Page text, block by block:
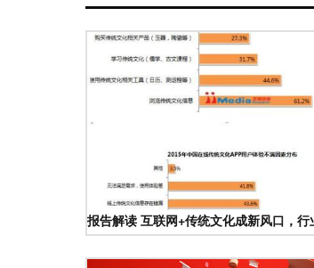
报告解读 互联网+传统文化成新风口，行